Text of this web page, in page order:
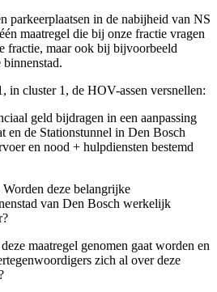
parkeerplaatsen in de nabijheid van NS
maatregel die bij onze fractie vragen
fractie, maar ook bij bijvoorbeeld
binnenstad.
in cluster 1, de HOV-assen versnellen:
geld bijdragen in een aanpassing
en de Stationstunnel in Den Bosch
en nood + hulpdiensten bestemd
deze belangrijke
van Den Bosch werkelijk
maatregel genomen gaat worden en
zich al over deze